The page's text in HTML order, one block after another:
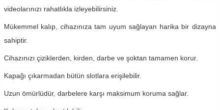
videolarınızı rahatlıkla izleyebilirsiniz.
Mükemmel kalıp, cihazınıza tam uyum sağlayan harika bir dizayna
sahiptir.
Cihazınızı çiziklerden, kirden, darbe ve şoktan tamamen korur.
Kapağı çıkarmadan bütün slotlara erişilebilir.
Uzun ömürlüdür, darbelere karşı maksimum koruma sağlar.